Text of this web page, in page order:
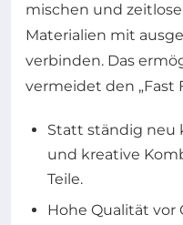
mischen und
Materialien mit
verbinden. Das
vermeidet den „Fast
Statt ständig neu
und kreative
Teile.
Hohe Qualität